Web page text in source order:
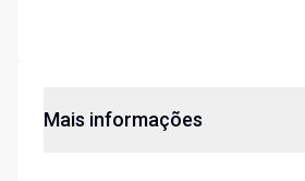
Mais informações